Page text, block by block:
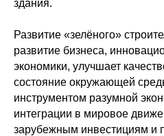
здания.
Развитие «зелёного»
развитие бизнеса,
экономики, улучшает
состояние окружающей
инструментом разумной
интеграции в мировое
зарубежным инвестициям и